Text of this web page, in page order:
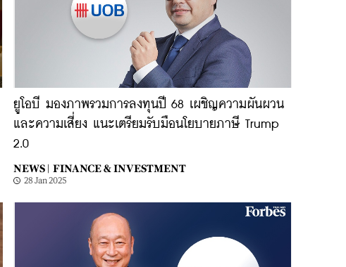
ยูโอบี มองภาพรวมการลงทุนปี 68 เผชิญความผันผวน
และความเสี่ยง แนะเตรียมรับมือนโยบายภาษี Trump
2.0
NEWS | FINANCE & INVESTMENT
28 Jan 2025